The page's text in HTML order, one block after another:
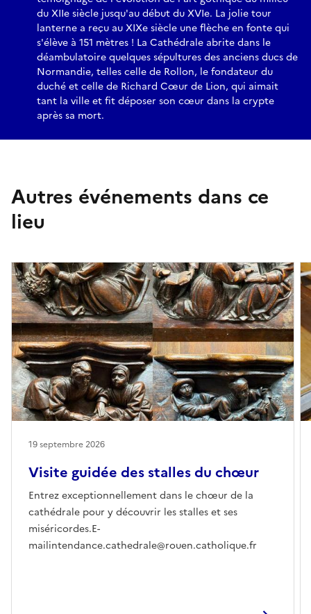
du XIIe siècle jusqu'au début du XVIe. La jolie tour
lanterne a reçu au XIXe siècle une flèche en fonte qui
s'élève à 151 mètres ! La Cathédrale abrite dans le
déambulatoire quelques sépultures des anciens ducs de
Normandie, telles celle de Rollon, le fondateur du
duché et celle de Richard Cœur de Lion, qui aimait
tant la ville et fit déposer son cœur dans la crypte
après sa mort.
Autres événements dans ce
lieu
Visite guidée des stalles du chœur
Entrez exceptionnellement dans le chœur de la
cathédrale pour y découvrir les stalles et ses
miséricordes.E-
mailintendance.cathedrale@rouen.catholique.fr
19 septembre 2026